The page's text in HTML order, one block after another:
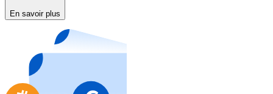
Nouveau
Achetez des cartes-cadeaux de vos marques
Aller à la boutique de cartes-cadeaux
En savoir plus